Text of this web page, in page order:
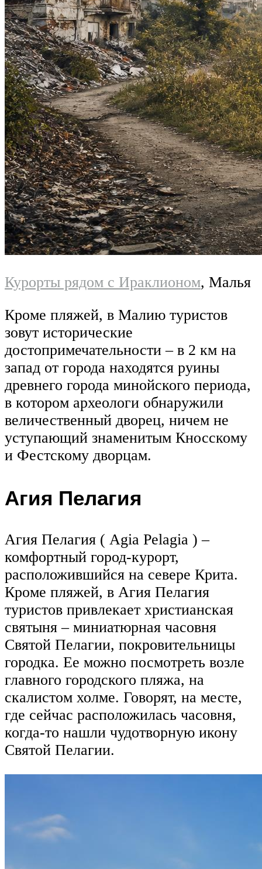
Курорты рядом с Ираклионом, Малья
Кроме пляжей, в Малию туристов
зовут исторические
достопримечательности – в 2 км на
запад от города находятся руины
древнего города минойского периода,
в котором археологи обнаружили
величественный дворец, ничем не
уступающий знаменитым Кносскому
и Фестскому дворцам.
Агия Пелагия
Агия Пелагия ( Agia Pelagia ) –
комфортный город-курорт,
расположившийся на севере Крита.
Кроме пляжей, в Агия Пелагия
туристов привлекает христианская
святыня – миниатюрная часовня
Святой Пелагии, покровительницы
городка. Ее можно посмотреть возле
главного городского пляжа, на
скалистом холме. Говорят, на месте,
где сейчас расположилась часовня,
когда-то нашли чудотворную икону
Святой Пелагии.